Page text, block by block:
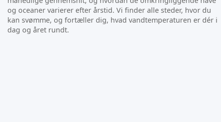
og oceaner varierer efter årstid. Vi finder alle steder, hvor du
kan svømme, og fortæller dig, hvad vandtemperaturen er dér i
dag og året rundt.